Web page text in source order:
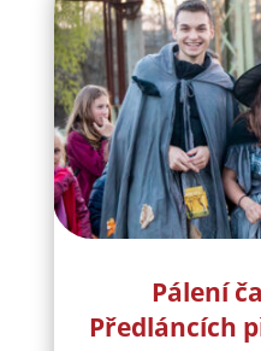
Pálení
Předláncích